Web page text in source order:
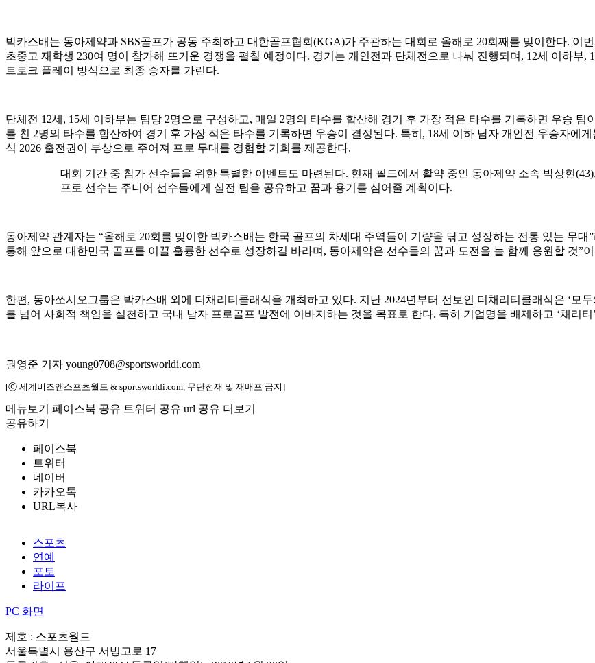
박카스배는 동아제약과 SBS골프가 공동 주최하고 대한골프협회(KGA)가 주관하는 대회로 올해로 20회째를 맞이한다. 이
초중고 재학생 230여 명이 참가해 뜨거운 경쟁을 펼칠 예정이다. 경기는 개인전과 단체전으로 나눠 진행되며, 12세 이하부,
트로크 플레이 방식으로 최종 승자를 가린다.
단체전 12세, 15세 이하부는 팀당 2명으로 구성하고, 매일 2명의 타수를 합산해 경기 후 가장 적은 타수를 기록하면 우승
를 친 2명의 타수를 합산하여 경기 후 가장 적은 타수를 기록하면 우승이 결정된다. 특히, 18세 이하 남자 개인전 우승자에
식 2026 출전권이 부상으로 주어져 프로 무대를 경험할 기회를 제공한다.
대회 기간 중 참가 선수들을 위한 특별한 이벤트도 마련된다. 현재 필드에서 활약 중인 동아제약 소속 박상현
프로 선수는 주니어 선수들에게 실전 팁을 공유하고 꿈과 용기를 심어줄 계획이다.
동아제약 관계자는 “올해로 20회를 맞이한 박카스배는 한국 골프의 차세대 주역들이 기량을 닦고 성장하는 전통 있는 무
통해 앞으로 대한민국 골프를 이끌 훌륭한 선수로 성장하길 바라며, 동아제약은 선수들의 꿈과 도전을 늘 함께 응원할 것”
한편, 동아쏘시오그룹은 박카스배 외에 더채리티클래식을 개최하고 있다. 지난 2024년부터 선보인 더채리티클래식은 ‘모
를 넘어 사회적 책임을 실천하고 국내 남자 프로골프 발전에 이바지하는 것을 목표로 한다. 특히 기업명을 배제하고 ‘채리
권영준 기자 young0708@sportsworldi.com
[ⓒ 세계비즈앤스포츠월드 & sportsworldi.com, 무단전재 및 재배포 금지]
메뉴보기 페이스북 공유 트위터 공유 url 공유 더보기
공유하기
페이스북
트위터
네이버
카카오톡
URL복사
스포츠
연예
포토
라이프
PC 화면
제호 : 스포츠월드
서울특별시 용산구 서빙고로 17